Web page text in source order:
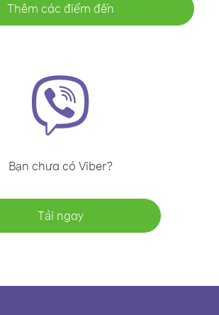
Thêm các điểm đến
Bạn chưa có Viber?
Tải ngay